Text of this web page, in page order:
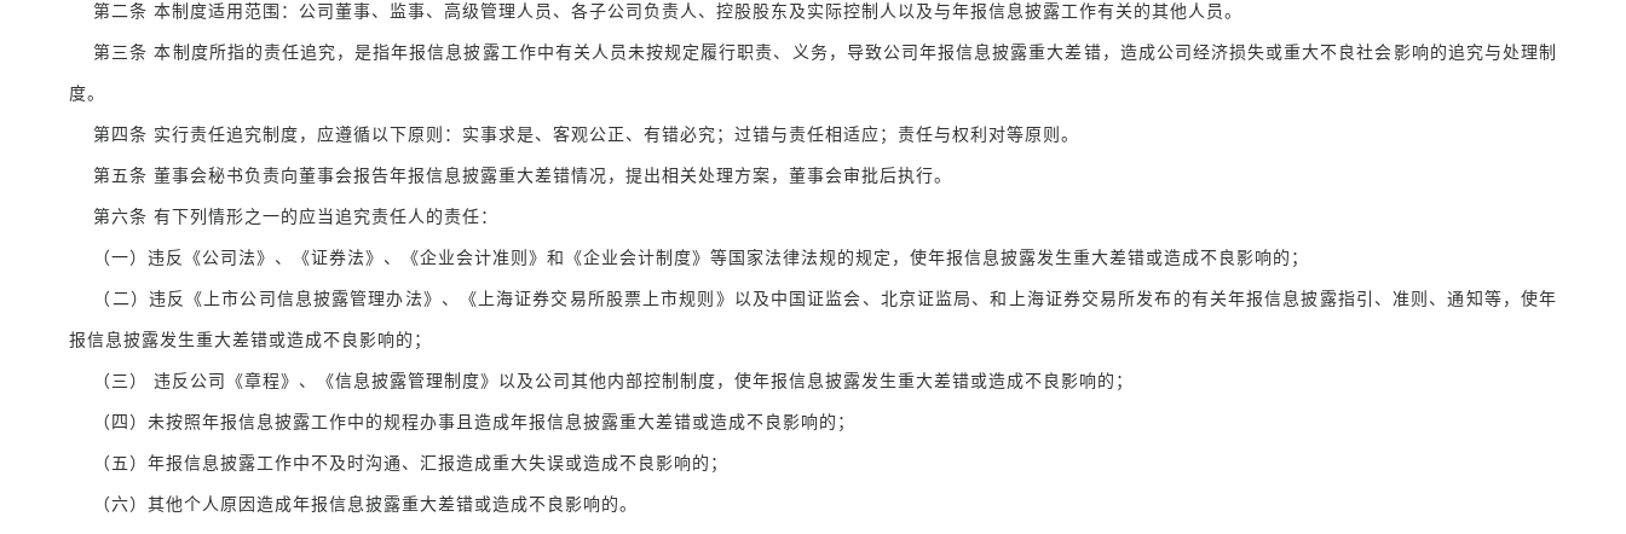
第二条 本制度适用范围：公司董事、监事、高级管理人员、各子公司负责人、控股股东及实际控制人以及与年报信息披露工作有关的其他人员。
第三条 本制度所指的责任追究，是指年报信息披露工作中有关人员未按规定履行职责、义务，导致公司年报信息披露重大差错，造成公司经济损失或重大不良社会影响的追究与处理制
度。
第四条 实行责任追究制度，应遵循以下原则：实事求是、客观公正、有错必究；过错与责任相适应；责任与权利对等原则。
第五条 董事会秘书负责向董事会报告年报信息披露重大差错情况，提出相关处理方案，董事会审批后执行。
第六条 有下列情形之一的应当追究责任人的责任：
（一）违反《公司法》、《证券法》、《企业会计准则》和《企业会计制度》等国家法律法规的规定，使年报信息披露发生重大差错或造成不良影响的；
（二）违反《上市公司信息披露管理办法》、《上海证券交易所股票上市规则》以及中国证监会、北京证监局、和上海证券交易所发布的有关年报信息披露指引、准则、通知等，使年
报信息披露发生重大差错或造成不良影响的；
（三） 违反公司《章程》、《信息披露管理制度》以及公司其他内部控制制度，使年报信息披露发生重大差错或造成不良影响的；
（四）未按照年报信息披露工作中的规程办事且造成年报信息披露重大差错或造成不良影响的；
（五）年报信息披露工作中不及时沟通、汇报造成重大失误或造成不良影响的；
（六）其他个人原因造成年报信息披露重大差错或造成不良影响的。